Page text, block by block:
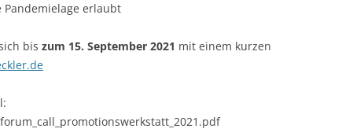
LECTURERS &
PROGRAMME
Pandemielage erlaubt
bis zum 15. September 2021 mit einem kurzen